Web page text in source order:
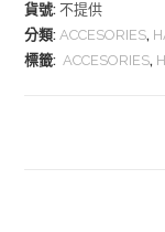
貨號:不提供
分類:ACCESORIES,
標籤: ACCESORIES,